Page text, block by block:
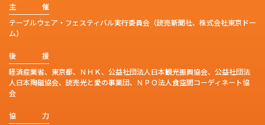
主
催
テーブルウェア・フェスティバル実行委員会（読売新聞社、株式会社東京ドー
ム）
後
援
経済産業省、東京都、ＮＨＫ、公益社団法人日本観光振興協会、公益社団法
人日本陶磁協会、読売光と愛の事業団、ＮＰＯ法人食空間コーディネート協
会
協
力